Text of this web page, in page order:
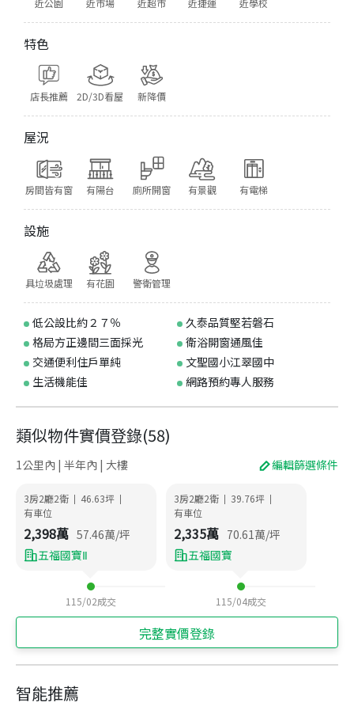
近公園 近市場 近超市 近捷運 近學校
特色
店長推薦 2D/3D看屋 新降價
屋況
房間皆有窗 有陽台 廁所開窗 有景觀 有電梯
設施
具垃圾處理 有花園 警衛管理
低公設比約２７％
久泰品質堅若磐石
格局方正邊間三面採光
衛浴開窗通風佳
交通便利住戶單純
文聖國小江翠國中
生活機能佳
網路預約專人服務
類似物件實價登錄(58)
1公里內 | 半年內 | 大樓 編輯篩選條件
3房2廳2衛 | 46.63坪 |
有車位
2,398萬 57.46萬/坪
五福國寶Ⅱ
115/02成交
3房2廳2衛 | 39.76坪 |
有車位
2,335萬 70.61 萬/坪
五福國寶
115/04成交
完整實價登錄
智能推薦